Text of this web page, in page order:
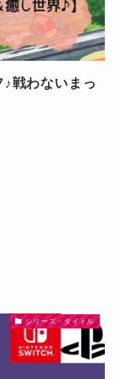
♪戦わないまっ
シリーズ・タイトル